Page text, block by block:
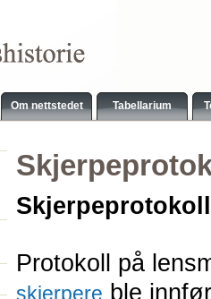
Om nettstedet Tabellarium
Protokoll på
skjerpere ble